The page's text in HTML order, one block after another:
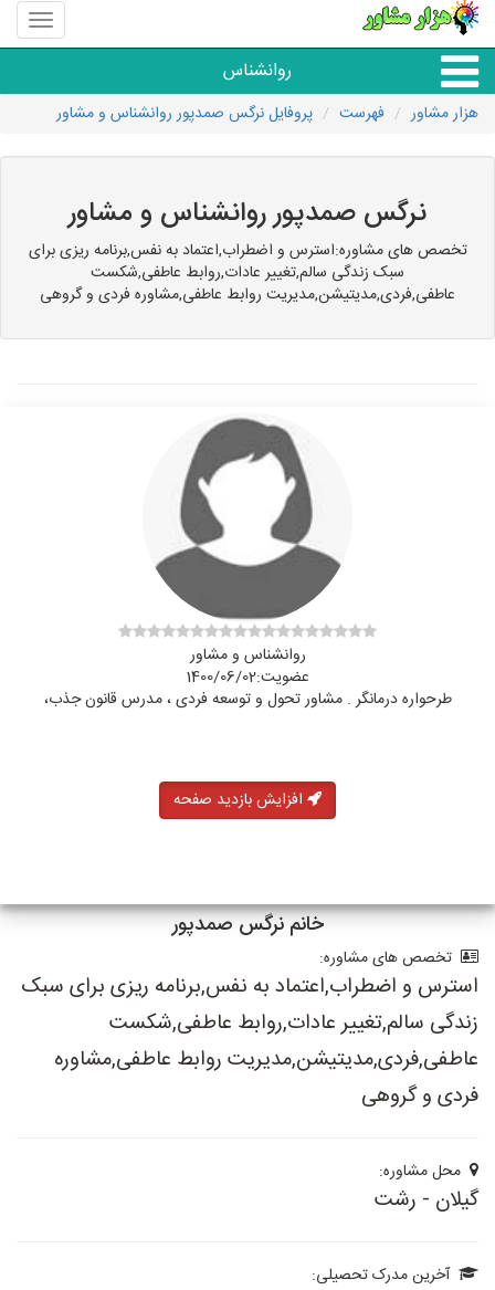
منوی
سایت
مشاور
روانشناس
گروه روانشناسی
هزار مشاور فهرست پروفایل نرگس صمدپور روانشناس و مشاور
نرگس صمدپور روانشناس و مشاور
تخصص های مشاوره:استرس و اضطراب,اعتماد به نفس,برنامه ریزی برای
سبک زندگی سالم,تغییر عادات,روابط عاطفی,شکست
عاطفی,فردی,مدیتیشن,مدیریت روابط عاطفی,مشاوره فردی و گروهی
روانشناس و مشاور
عضویت:1400/06/02
طرحواره درمانگر . مشاور تحول و توسعه فردی ، مدرس قانون جذب،
افزایش بازدید صفحه
خانم نرگس صمدپور
تخصص های مشاوره:
استرس و اضطراب,اعتماد به نفس,برنامه ریزی برای سبک
زندگی سالم,تغییر عادات,روابط عاطفی,شکست
عاطفی,فردی,مدیتیشن,مدیریت روابط عاطفی,مشاوره
فردی و گروهی
محل مشاوره:
گیلان - رشت
آخرین مدرک تحصیلی: